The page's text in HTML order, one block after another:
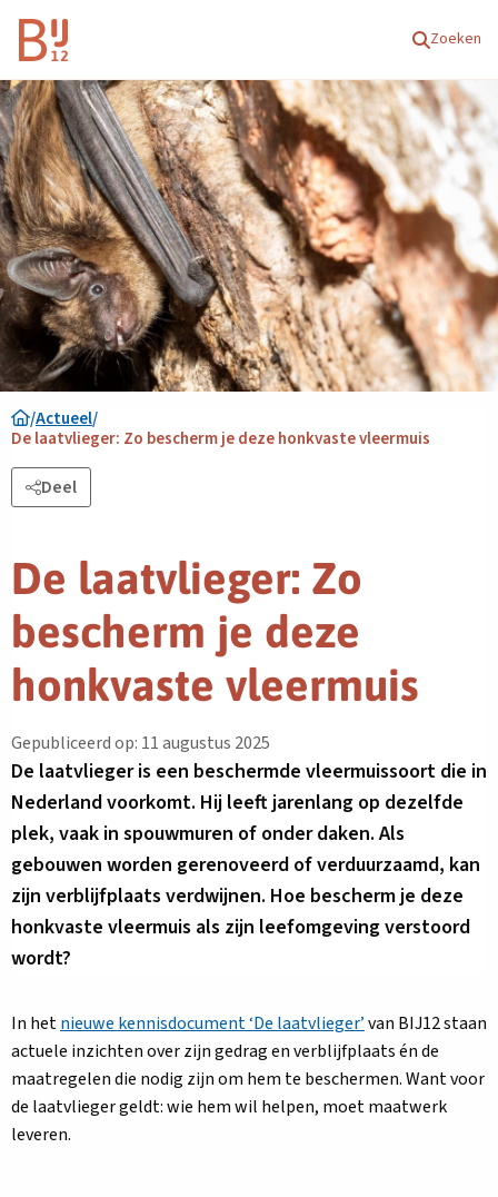
Homepagina Zoeken
/Actueel/
De laatvlieger: Zo bescherm je deze honkvaste vleermuis
Deel
De laatvlieger: Zo
bescherm je deze
honkvaste vleermuis
Gepubliceerd op: 11 augustus 2025
De laatvlieger is een beschermde vleermuissoort die in
Nederland voorkomt. Hij leeft jarenlang op dezelfde
plek, vaak in spouwmuren of onder daken. Als
gebouwen worden gerenoveerd of verduurzaamd, kan
zijn verblijfplaats verdwijnen. Hoe bescherm je deze
honkvaste vleermuis als zijn leefomgeving verstoord
wordt?
In hetnieuwe kennisdocument ‘De laatvlieger’van BIJ12 staan
actuele inzichten over zijn gedrag en verblijfplaats én de
maatregelen die nodig zijn om hem te beschermen. Want voor
de laatvlieger geldt: wie hem wil helpen, moet maatwerk
leveren.